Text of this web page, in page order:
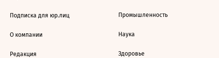
Подписка для юр.лиц
О компании
Редакция
Промышленность
Наука
Здоровье